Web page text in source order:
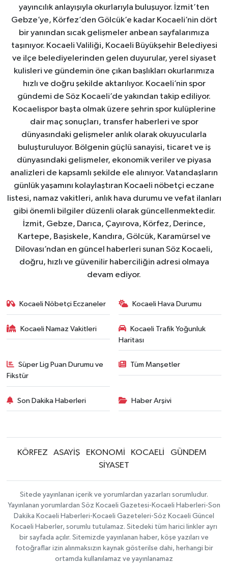
yayıncılık anlayışıyla okurlarıyla buluşuyor. İzmit’ten
Gebze’ye, Körfez’den Gölcük’e kadar Kocaeli’nin dört
bir yanından sıcak gelişmeler anbean sayfalarımıza
taşınıyor. Kocaeli Valiliği, Kocaeli Büyükşehir Belediyesi
ve ilçe belediyelerinden gelen duyurular, yerel siyaset
kulisleri ve gündemin öne çıkan başlıkları okurlarımıza
hızlı ve doğru şekilde aktarılıyor. Kocaeli’nin spor
gündemi de Söz Kocaeli’de yakından takip ediliyor.
Kocaelispor başta olmak üzere şehrin spor kulüplerine
dair maç sonuçları, transfer haberleri ve spor
dünyasındaki gelişmeler anlık olarak okuyucularla
buluşturuluyor. Bölgenin güçlü sanayisi, ticaret ve iş
dünyasındaki gelişmeler, ekonomik veriler ve piyasa
analizleri de kapsamlı şekilde ele alınıyor. Vatandaşların
günlük yaşamını kolaylaştıran Kocaeli nöbetçi eczane
listesi, namaz vakitleri, anlık hava durumu ve vefat ilanları
gibi önemli bilgiler düzenli olarak güncellenmektedir.
İzmit, Gebze, Darıca, Çayırova, Körfez, Derince,
Kartepe, Başiskele, Kandıra, Gölcük, Karamürsel ve
Dilovası’ndan en güncel haberleri sunan Söz Kocaeli,
doğru, hızlı ve güvenilir haberciliğin adresi olmaya
devam ediyor.
Kocaeli Nöbetçi Eczaneler Kocaeli Hava Durumu
Kocaeli Namaz Vakitleri
Kocaeli Trafik Yoğunluk
Haritası
Süper Lig Puan Durumu ve
Fikstür
Tüm Manşetler
Son Dakika Haberleri Haber Arşivi
KÖRFEZ ASAYİŞ EKONOMİ KOCAELİ
GÜNDEM
SİYASET
Sitede yayınlanan içerik ve yorumlardan yazarları sorumludur.
Yayınlanan yorumlardan Söz Kocaeli Gazetesi-Kocaeli Haberleri-Son
Dakika Kocaeli Haberleri-Kocaeli Gazeteleri-Söz Kocaeli Güncel
Kocaeli Haberler, sorumlu tutulamaz. Sitedeki tüm harici linkler ayrı
bir sayfada açılır. Sitemizde yayınlanan haber, köşe yazıları ve
fotoğraflar izin alınmaksızın kaynak gösterilse dahi, herhangi bir
ortamda kullanılamaz ve yayınlanamaz